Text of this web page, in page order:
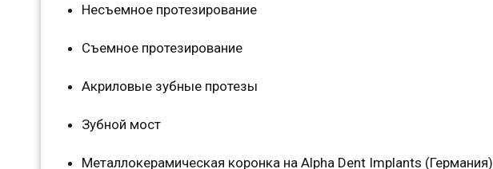
Несъемное протезирование
Съемное протезирование
Акриловые зубные протезы
Зубной мост
Металлокерамическая коронка на Alpha Dent Implants (Германия)